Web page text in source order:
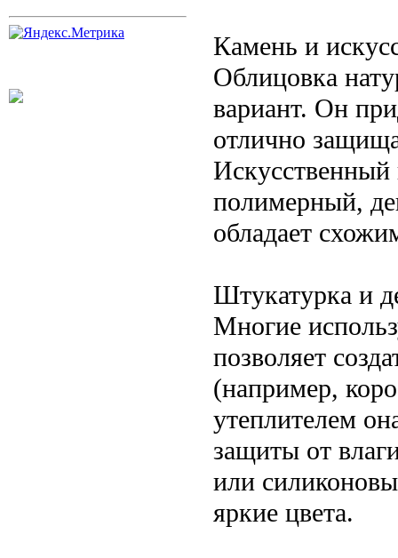
Камень и
Облицовка
вариант. Он
отлично
полимерный,
обладает
Штукатурка и
Многие
позволяет
(например,
утеплителем
защиты от
или
яркие цвета.